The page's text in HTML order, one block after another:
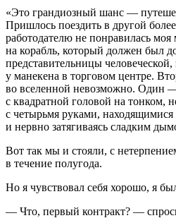
«Это грандиозный шанс —
Пришлось поездить в другой
работодателю не понравилась
на корабль, который должен был
представительницы
у манекена в торговом центре.
во вселенной невозможно. Один
с квадратной головой на тонком,
с четырьмя руками, находящимися
и нервно затягиваясь сладким
Вот так мы и стояли, с
в течение полугода.
Но я чувствовал себя хорошо, я
— Что, первый контракт? —